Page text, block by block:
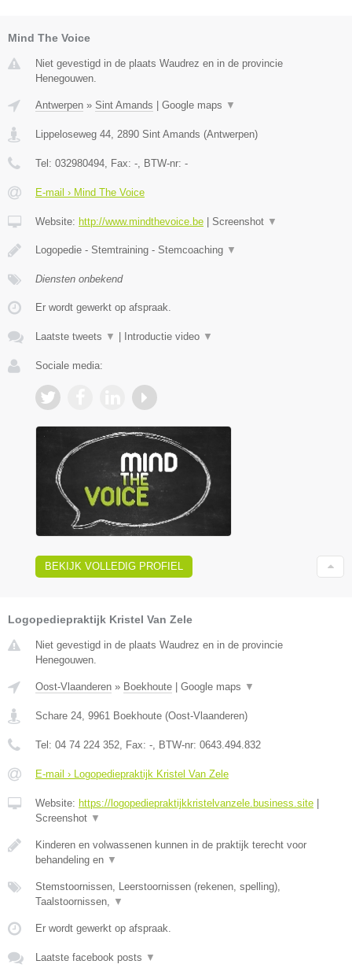
Mind The Voice
Niet gevestigd in de plaats Waudrez en in de provincie
Henegouwen.
Antwerpen » Sint Amands | Google maps ▼
Lippeloseweg 44 2890 Sint Amands (Antwerpen)
Tel: 032980494 , Fax: - , BTW-nr: -
E-mail › Mind The Voice
Website: http://www.mindthevoice.be | Screenshot ▼
Logopedie - Stemtraining - Stemcoaching ▼
Diensten onbekend
Er wordt gewerkt op afspraak.
Laatste tweets ▼ | Introductie video ▼
Sociale media:
BEKIJK VOLLEDIG PROFIEL
Logopediepraktijk Kristel Van Zele
Niet gevestigd in de plaats Waudrez en in de provincie
Henegouwen.
Oost-Vlaanderen » Boekhoute | Google maps ▼
Schare 24 9961 Boekhoute (Oost-Vlaanderen)
Tel: 04 74 224 352 , Fax: - , BTW-nr: 0643.494.832
E-mail › Logopediepraktijk Kristel Van Zele
Website: https://logopediepraktijkkristelvanzele.business.site |
Screenshot ▼
Kinderen en volwassenen kunnen in de praktijk terecht voor
behandeling en ▼
Stemstoornissen, Leerstoornissen (rekenen, spelling),
Taalstoornissen,
▼
Er wordt gewerkt op afspraak.
Laatste facebook posts ▼